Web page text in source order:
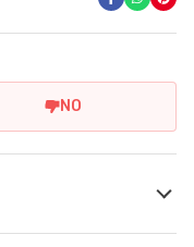
NO